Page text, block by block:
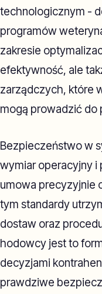
technologicznym -
programów
zakresie
efektywność, ale
zarządczych, które
mogą prowadzić do
Bezpieczeństwo w
wymiar operacyjny i
umowa precyzyjnie
tym standardy
dostaw oraz
hodowcy jest to
decyzjami
prawdziwe